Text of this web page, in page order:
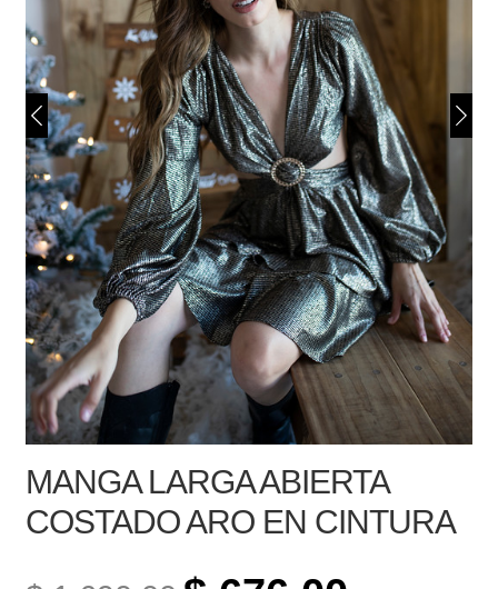
MANGA LARGA ABIERTA
COSTADO ARO EN CINTURA
ORIGINAL